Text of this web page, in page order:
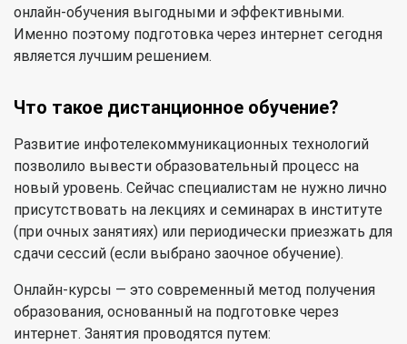
онлайн-обучения выгодными и эффективными.
Именно поэтому подготовка через интернет сегодня
является лучшим решением.
Что такое дистанционное обучение?
Развитие инфотелекоммуникационных технологий
позволило вывести образовательный процесс на
новый уровень. Сейчас специалистам не нужно лично
присутствовать на лекциях и семинарах в институте
(при очных занятиях) или периодически приезжать для
сдачи сессий (если выбрано заочное обучение).
Онлайн-курсы — это современный метод получения
образования, основанный на подготовке через
интернет. Занятия проводятся путем: